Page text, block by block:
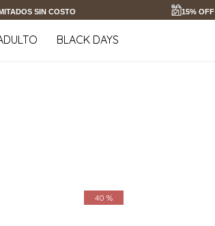
SIN COSTO 15%
BLACK DAYS
40 %